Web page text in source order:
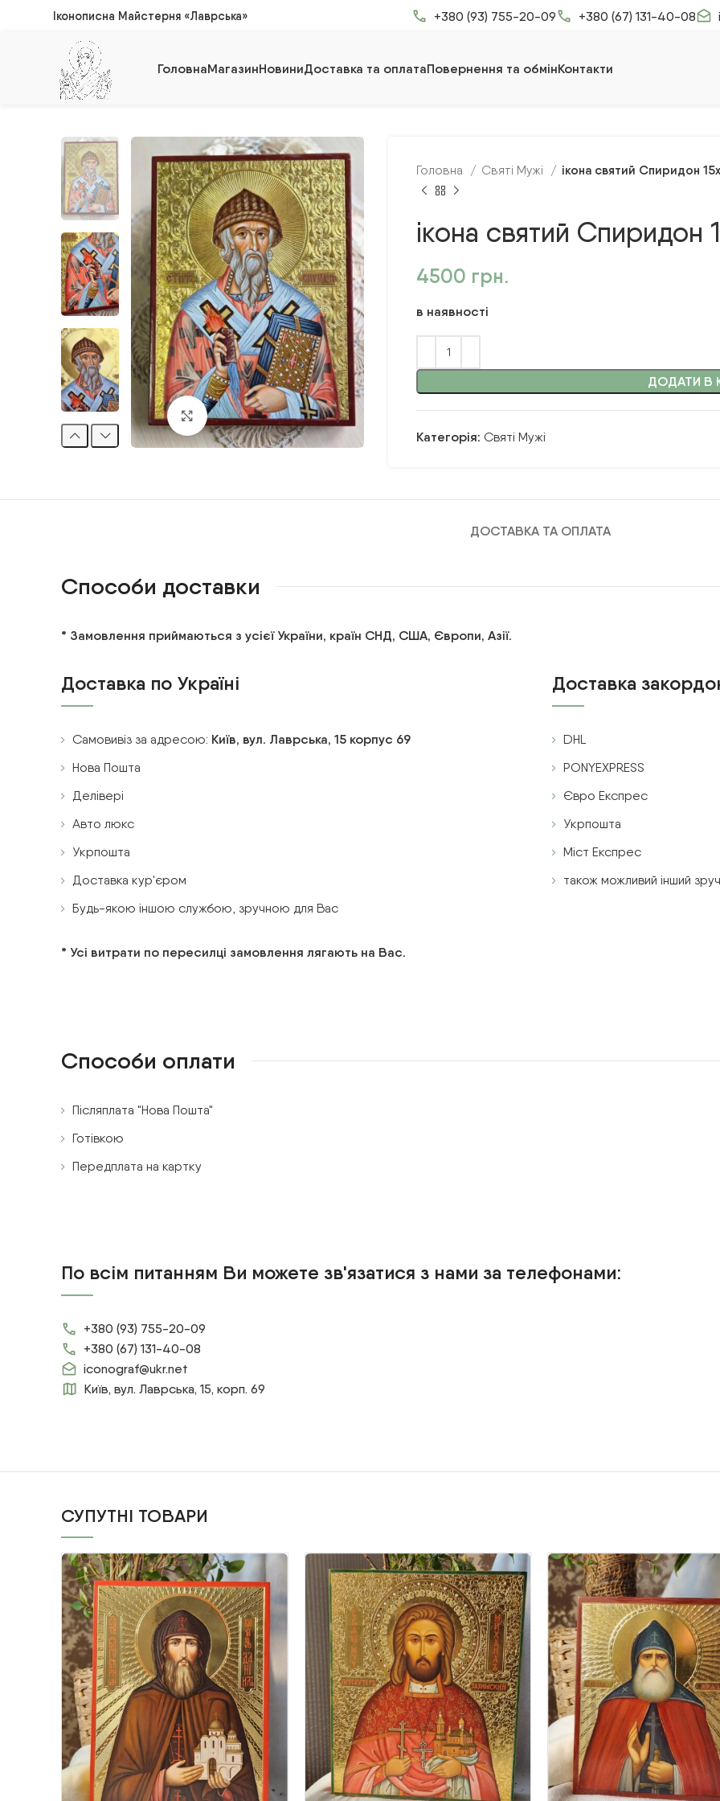
Іконописна Майстерня «Лаврська» +380 (93) 755-20-09 +380 (67) 131-40-08
ГоловнаМагазинНовиниДоставка та оплатаПовернення та обмінКонтакти
Клацніть, щоб збільшити
Головна Святі Мужі ікона святий Спиридон
ікона святий Спиридон
4500 грн.
в наявності
ДОДАТИ В
Категорія: Святі Мужі
ДОСТАВКА ТА ОПЛАТА
Способи доставки
* Замовлення приймаються з усієї України, країн СНД, США, Європи, Азії.
Доставка по Україні
Самовивіз за адресою: Київ, вул. Лаврська, 15 корпус 69
Нова Пошта
Делівері
Авто люкс
Укрпошта
Доставка кур'єром
Будь-якою іншою службою, зручною для Вас
Доставка
DHL
PONYEXPRESS
Євро Експрес
Укрпошта
Міст Експрес
також можливий інший
* Усі витрати по пересилці замовлення лягають на Вас.
Способи оплати
Післяплата "Нова Пошта"
Готівкою
Передплата на картку
По всім питанням Ви можете зв'язатися з нами за телефонами:
+380 (93) 755-20-09
+380 (67) 131-40-08
iconograf@ukr.net
Київ, вул. Лаврська, 15, корп. 69
СУПУТНІ ТОВАРИ